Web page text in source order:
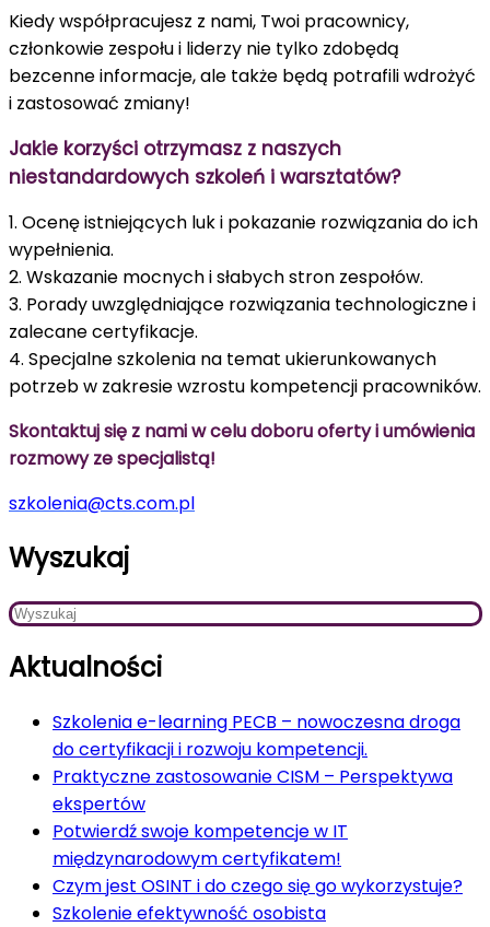
Kiedy współpracujesz z nami, Twoi pracownicy,
członkowie zespołu i liderzy nie tylko zdobędą
bezcenne informacje, ale także będą potrafili wdrożyć
i zastosować zmiany!
Jakie korzyści otrzymasz z naszych
niestandardowych szkoleń i warsztatów?
1. Ocenę istniejących luk i pokazanie rozwiązania do ich
wypełnienia.
2. Wskazanie mocnych i słabych stron zespołów.
3. Porady uwzględniające rozwiązania technologiczne i
zalecane certyfikacje.
4. Specjalne szkolenia na temat ukierunkowanych
potrzeb w zakresie wzrostu kompetencji pracowników.
Skontaktuj się z nami w celu doboru oferty i umówienia
rozmowy ze specjalistą!
szkolenia@cts.com.pl
Wyszukaj
Aktualności
Szkolenia e-learning PECB – nowoczesna droga
do certyfikacji i rozwoju kompetencji.
Praktyczne zastosowanie CISM – Perspektywa
ekspertów
Potwierdź swoje kompetencje w IT
międzynarodowym certyfikatem!
Czym jest OSINT i do czego się go wykorzystuje?
Szkolenie efektywność osobista